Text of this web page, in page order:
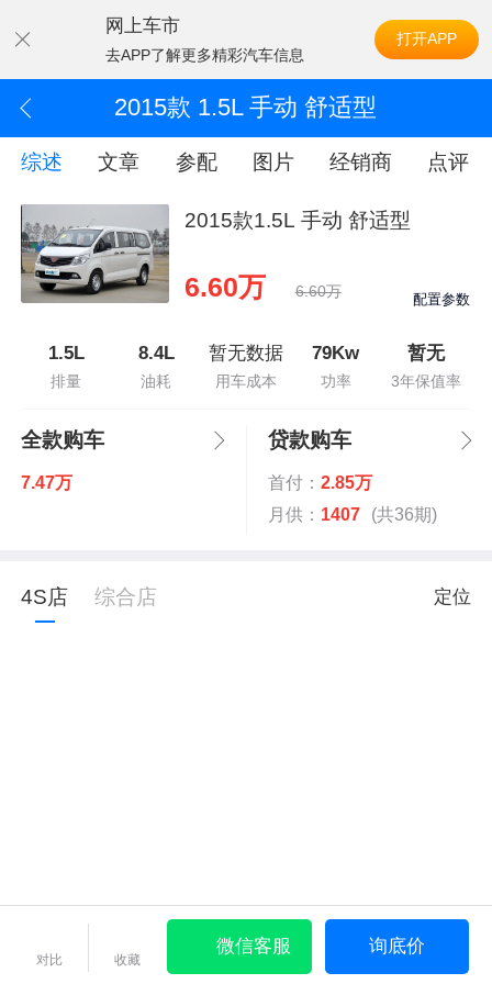
网上车市
去APP了解更多精彩汽车信息
打开APP
2015款 1.5L 手动 舒适型
综述 文章 参配 图片 经销商 点评
2015款1.5L 手动 舒适型
6.60万 6.60万 配置参数
1.5L
排量
8.4L
油耗
暂无数据
用车成本
79Kw
功率
暂无
3年保值率
全款购车
7.47万
贷款购车
首付： 2.85万
月供： 1407 (共36期)
4S店 综合店 定位
对比 收藏
微信客服 询底价